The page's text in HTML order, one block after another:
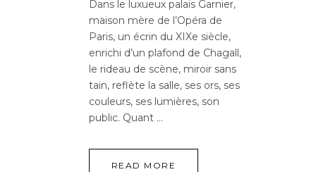
Dans le luxueux palais Garnier,
maison mère de l’Opéra de
Paris, un écrin du XIXe siècle,
enrichi d’un plafond de Chagall,
le rideau de scène, miroir sans
tain, reflète la salle, ses ors, ses
couleurs, ses lumières, son
public. Quant
READ MORE